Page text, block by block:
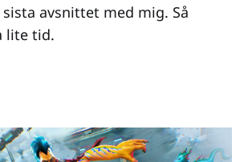
avsnittet med mig. Så
lite tid.